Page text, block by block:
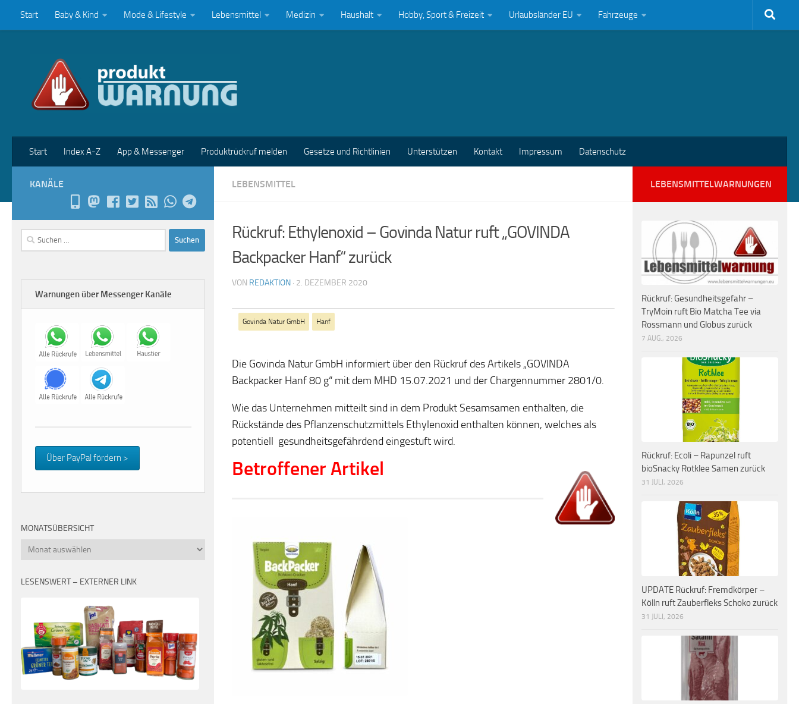
Zum Inhalt springen
Start Baby & Kind Mode & Lifestyle Lebensmittel Medizin Haushalt Hobby, Sport & Freizeit Urlaubsländer EU Fahrzeuge
Start Index A-Z App & Messenger Produktrückruf melden Gesetze und Richtlinien Unterstützen Kontakt Impressum Datenschutz
LEBENSMITTEL
Rückruf: Ethylenoxid – Govinda Natur ruft „GOVINDA
Backpacker Hanf“ zurück
VON REDAKTION · 2. DEZEMBER 2020
Govinda Natur GmbH Hanf
Die Govinda Natur GmbH informiert über den Rückruf des Artikels „GOVINDA
Backpacker Hanf 80 g“ mit dem MHD 15.07.2021 und der Chargennummer 2801/0.
Wie das Unternehmen mitteilt sind in dem Produkt Sesamsamen enthalten, die
Rückstände des Pflanzenschutzmittels Ethylenoxid enthalten können, welches als
potentiell gesundheitsgefährdend eingestuft wird.
Betroffener Artikel
KANÄLE
Suchen
nach:
Warnungen über Messenger Kanäle
Über PayPal fördern >
MONATSÜBERSICHT
Monatsübersicht
LESENSWERT – EXTERNER LINK
LEBENSMITTELWARNUNGEN
Rückruf: Gesundheitsgefahr –
TryMoin ruft Bio Matcha Tee via
Rossmann und Globus zurück
7 AUG., 2026
Rückruf: Ecoli – Rapunzel ruft
bioSnacky Rotklee Samen zurück
31 JULI, 2026
UPDATE Rückruf: Fremdkörper –
Kölln ruft Zauberfleks Schoko zurück
31 JULI, 2026